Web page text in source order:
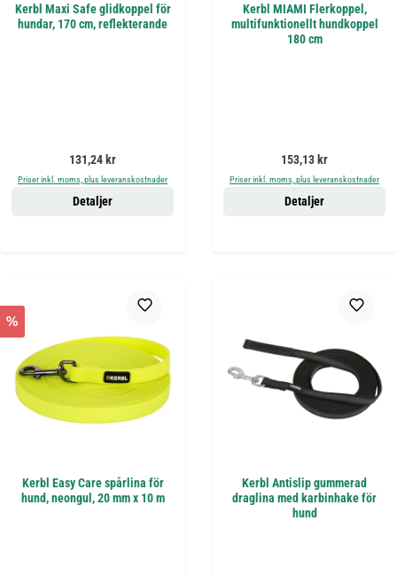
Kerbl Maxi Safe glidkoppel för
hundar, 170 cm, reflekterande
Ordinarie pris:
131,24 kr
Priser inkl. moms, plus leveranskostnader
Detaljer
Kerbl MIAMI Flerkoppel,
multifunktionellt hundkoppel
180 cm
Ordinarie pris:
153,13 kr
Priser inkl. moms, plus leveranskostnader
Detaljer
%
Kerbl Easy Care spårlina för
hund, neongul, 20 mm x 10 m
Kerbl Antislip gummerad
draglina med karbinhake för
hund